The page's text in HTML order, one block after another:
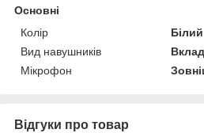
Основні
Колір
Білий
Вид навушників
Мікрофон
Відгуки про товар